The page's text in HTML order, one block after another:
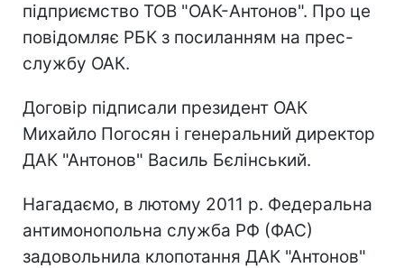
підприємство ТОВ "ОАК-Антонов". Про це
повідомляє РБК з посиланням на прес-
службу ОАК.
Договір підписали президент ОАК
Михайло Погосян і генеральний директор
ДАК "Антонов" Василь Бєлінський.
Нагадаємо, в лютому 2011 р. Федеральна
антимонопольна служба РФ (ФАС)
задовольнила клопотання ДАК "Антонов"